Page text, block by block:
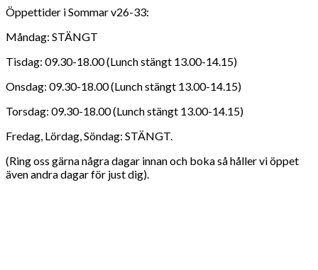
Öppettider i Sommar v26-33:
Måndag: STÄNGT
Tisdag: 09.30-18.00 (Lunch stängt 13.00-14.15)
Onsdag: 09.30-18.00 (Lunch stängt 13.00-14.15)
Torsdag: 09.30-18.00 (Lunch stängt 13.00-14.15)
Fredag, Lördag, Söndag: STÄNGT.
(Ring oss gärna några dagar innan och boka så håller vi öppet
även andra dagar för just dig).